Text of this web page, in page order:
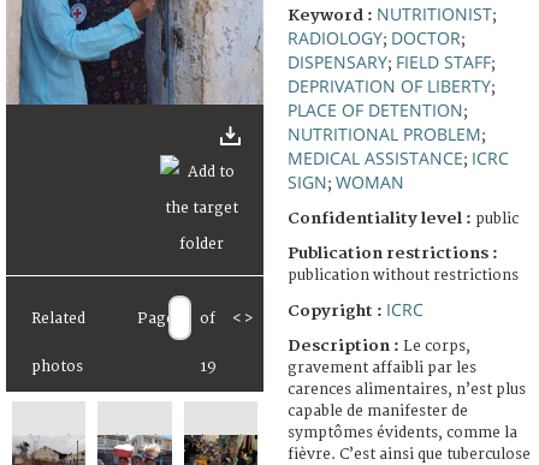
Related
photos
Page of
19
< >
Keyword : NUTRITIONIST;
RADIOLOGY; DOCTOR;
DISPENSARY; FIELD STAFF;
DEPRIVATION OF LIBERTY;
PLACE OF DETENTION;
NUTRITIONAL PROBLEM;
MEDICAL ASSISTANCE; ICRC
SIGN; WOMAN
Confidentiality level : public
Publication restrictions :
publication without restrictions
Copyright : ICRC
Description : Le corps,
gravement affaibli par les
carences alimentaires, n’est plus
capable de manifester de
symptômes évidents, comme la
fièvre. C’est ainsi que tuberculose